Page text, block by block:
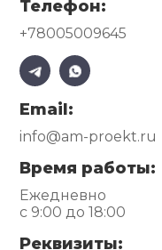
Телефон:
+78005009645
Email:
info@am-proekt.ru
Время работы:
Ежедневно
с 9:00 до 18:00
Реквизиты: